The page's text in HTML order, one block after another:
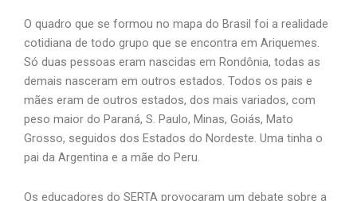
O quadro que se formou no mapa do Brasil foi a realidade
cotidiana de todo grupo que se encontra em Ariquemes.
Só duas pessoas eram nascidas em Rondônia, todas as
demais nasceram em outros estados. Todos os pais e
mães eram de outros estados, dos mais variados, com
peso maior do Paraná, S. Paulo, Minas, Goiás, Mato
Grosso, seguidos dos Estados do Nordeste. Uma tinha o
pai da Argentina e a mãe do Peru.
Os educadores do SERTA provocaram um debate sobre a